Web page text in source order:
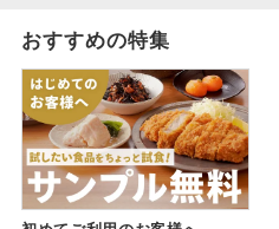
おすすめの特集